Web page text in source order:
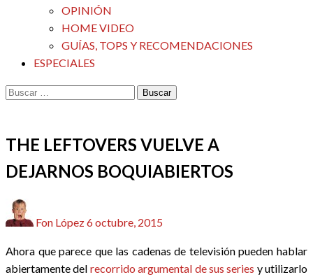
OPINIÓN
HOME VIDEO
GUÍAS, TOPS Y RECOMENDACIONES
ESPECIALES
Buscar:
THE LEFTOVERS VUELVE A
DEJARNOS BOQUIABIERTOS
Fon Lópezel
6 octubre, 2015
Ahora que parece que las cadenas de televisión pueden hablar
abiertamente del recorrido argumental de sus series y utilizarlo